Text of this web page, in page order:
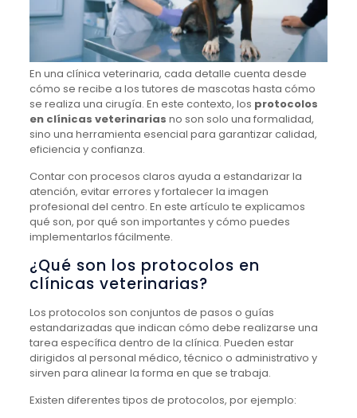
En una clínica veterinaria, cada detalle cuenta desde
cómo se recibe a los tutores de mascotas hasta cómo
se realiza una cirugía. En este contexto, los protocolos
en clínicas veterinarias no son solo una formalidad,
sino una herramienta esencial para garantizar calidad,
eficiencia y confianza.
Contar con procesos claros ayuda a estandarizar la
atención, evitar errores y fortalecer la imagen
profesional del centro. En este artículo te explicamos
qué son, por qué son importantes y cómo puedes
implementarlos fácilmente.
¿Qué son los protocolos en
clínicas veterinarias?
Los protocolos son conjuntos de pasos o guías
estandarizadas que indican cómo debe realizarse una
tarea específica dentro de la clínica. Pueden estar
dirigidos al personal médico, técnico o administrativo y
sirven para alinear la forma en que se trabaja.
Existen diferentes tipos de protocolos, por ejemplo: